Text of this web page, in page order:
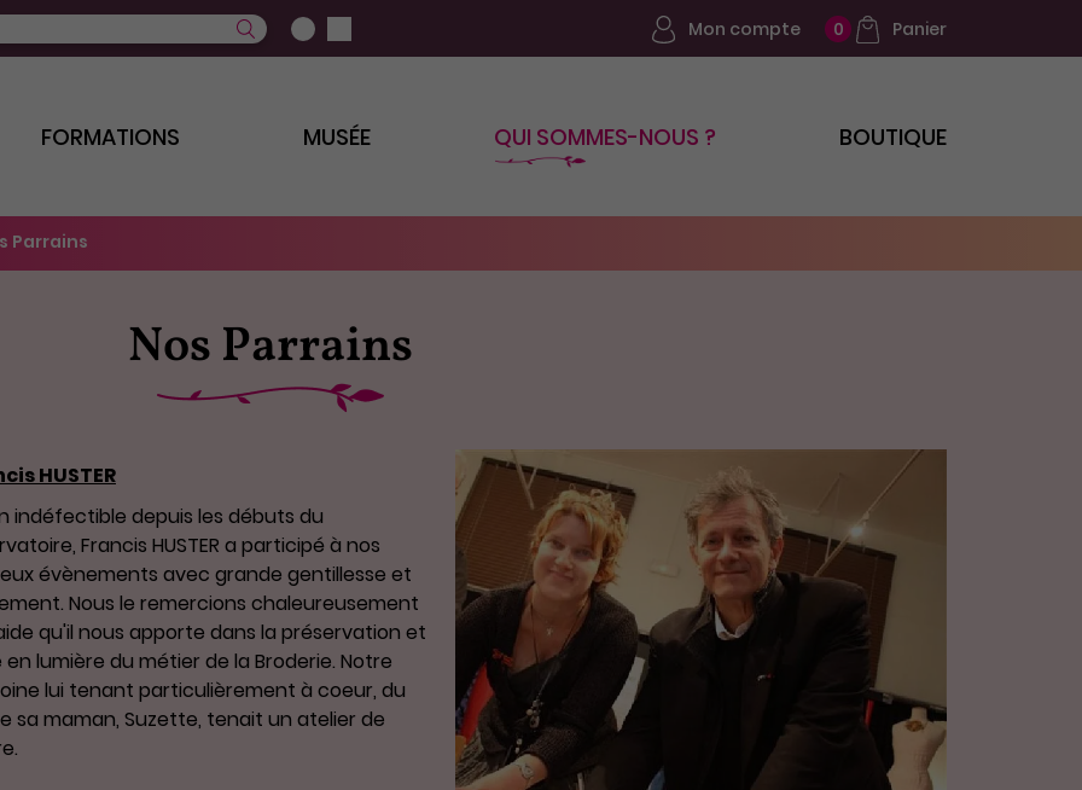
Mon compte 0 Panier
FORMATIONS MUSÉE QUI SOMMES-NOUS ? BOUTIQUE
Parrains
Nos Parrains
HUSTER
indéfectible depuis les débuts du
Francis HUSTER a participé à nos
évènements avec grande gentillesse et
Nous le remercions chaleureusement
qu'il nous apporte dans la préservation et
en lumière du métier de la Broderie. Notre
lui tenant particulièrement à coeur, du
sa maman, Suzette, tenait un atelier de